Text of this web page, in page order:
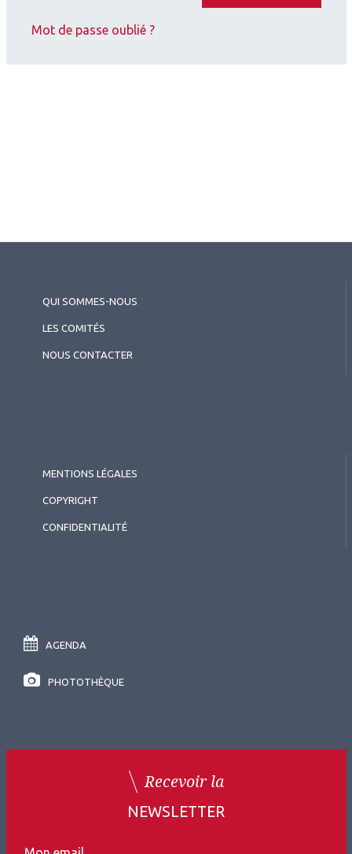
Mot de passe oublié ?
QUI SOMMES-NOUS
LES COMITÉS
NOUS CONTACTER
MENTIONS LÉGALES
COPYRIGHT
CONFIDENTIALITÉ
AGENDA
PHOTOTHÈQUE
Recevoir la
NEWSLETTER